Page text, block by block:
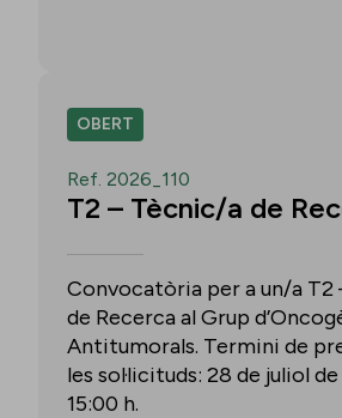
OBERT
Ref. 2026_110
T2 – Tècnic/a de
Convocatòria per a un/a T2
de Recerca al Grup
Antitumorals. Termini de
les sol·licituds: 28 de juliol
15:00 h.